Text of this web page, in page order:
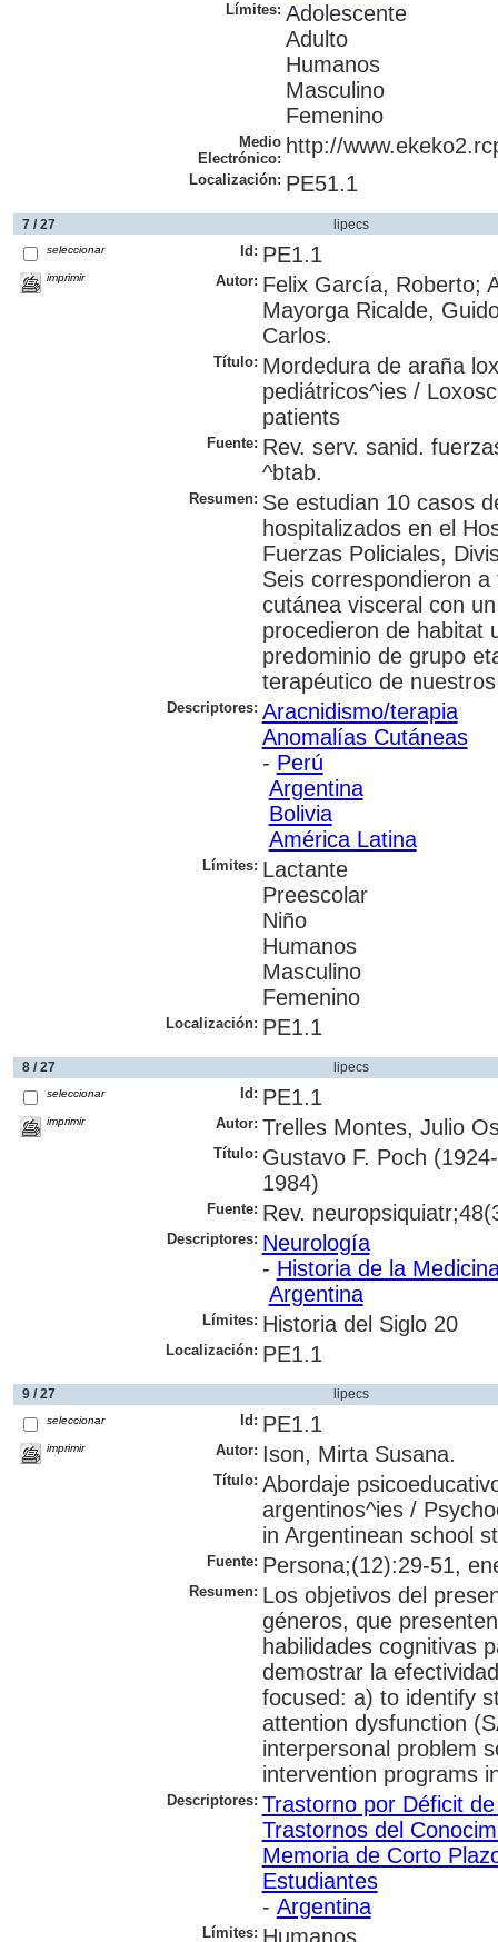
Límites: Adolescente
Adulto
Humanos
Masculino
Femenino
Medio
Electrónico:
http://
Localización: PE51.1
7 / 27 lipecs
seleccionar
imprimir
Id: PE1.1
Autor: Felix García, Roberto;
Mayorga Ricalde,
Carlos.
Título: Mordedura de araña
pediátricos^ies /
patients
Fuente: Rev. serv. sanid.
^btab.
Resumen: Se estudian 10 casos
hospitalizados en el
Fuerzas Policiales,
Seis correspondieron
cutánea visceral con
procedieron de habitat
predominio de grupo
terapéutico de
Descriptores: Aracnidismo/terapia
Anomalías Cutáneas
- Perú
Argentina
Bolivia
América Latina
Límites: Lactante
Preescolar
Niño
Humanos
Masculino
Femenino
Localización: PE1.1
8 / 27 lipecs
seleccionar
imprimir
Id: PE1.1
Autor: Trelles Montes, Julio
Título: Gustavo F. Poch
1984)
Fuente: Rev.
Descriptores: Neurología
- Historia de la
Argentina
Límites: Historia del Siglo 20
Localización: PE1.1
9 / 27 lipecs
seleccionar
imprimir
Id: PE1.1
Autor: Ison, Mirta Susana.
Título: Abordaje
argentinos^ies /
in Argentinean school
Fuente: Persona;(12):29-51,
Resumen: Los objetivos del
géneros, que
habilidades cognitivas
demostrar la
focused: a) to identify
attention dysfunction
interpersonal problem
intervention programs
Descriptores: Trastorno por Déficit
Trastornos del
Memoria de Corto
Estudiantes
- Argentina
Límites: Humanos